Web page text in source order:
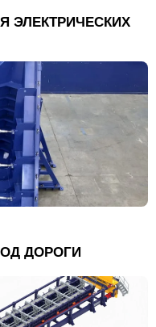
ЭЛЕКТРИЧЕСКИХ
ДОРОГИ